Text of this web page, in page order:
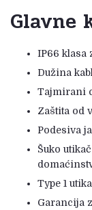
Glavne
IP66 klasa
Dužina
Tajmirani
Zaštita od
Podesiva
Šuko
Type 1
Garancija